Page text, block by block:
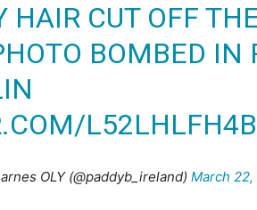
HAIR CUT OFF
BOMBED IN
L52LHLFH4B
OLY (@paddyb_ireland) March 22,